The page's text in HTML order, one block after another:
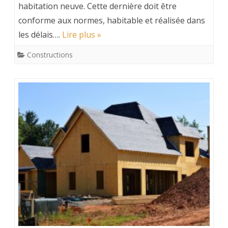
habitation neuve. Cette dernière doit être
conforme aux normes, habitable et réalisée dans
les délais…. Lire plus »
Constructions